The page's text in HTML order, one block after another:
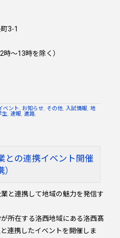
3-1
～13時を除く）
ベント お知らせ その他 入試情報 地
生 速報 進路
の連携イベント開催
と連携して地域の魅力を発信す
所在する洛西地域にある洛西髙
連携したイベントを開催しま